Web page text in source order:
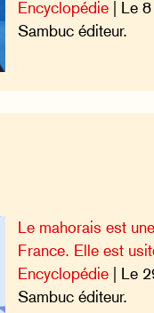
Encyclopédie| Le 8
Sambuc éditeur.
Le mahorais est
France. Elle est
Encyclopédie| Le
Sambuc éditeur.